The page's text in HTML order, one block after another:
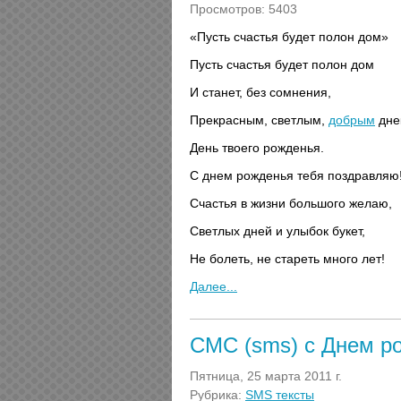
Просмотров: 5403
«Пусть счастья будет полон дом»
Пусть счастья будет полон дом
И станет, без сомнения,
Прекрасным, светлым, добрым
День твоего рожденья.
С днем рожденья тебя поздравляю!
Счастья в жизни большого желаю,
Светлых дней и улыбок букет,
Не болеть, не стареть много лет!
Далее...
СМС (sms) с Днем
Пятница, 25 марта 2011 г.
Рубрика: SMS тексты